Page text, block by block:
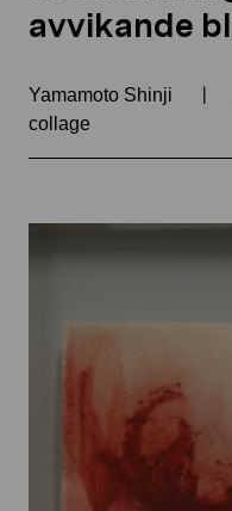
avvikande
Yamamoto Shinji |
collage